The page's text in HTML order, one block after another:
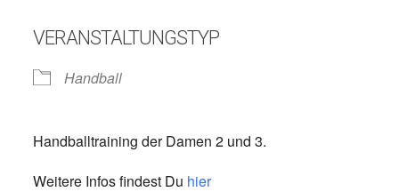
VERANSTALTUNGSTYP
Handball
Handballtraining der Damen 2 und 3.
Weitere Infos findest Du hier